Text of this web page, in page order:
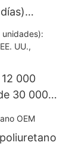
000
30 000